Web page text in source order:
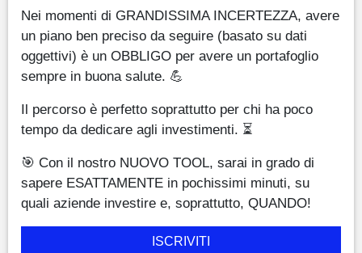
Nei momenti di GRANDISSIMA INCERTEZZA, avere
un piano ben preciso da seguire (basato su dati
oggettivi) è un OBBLIGO per avere un portafoglio
sempre in buona salute. 💪
Il percorso è perfetto soprattutto per chi ha poco
tempo da dedicare agli investimenti. ⏳
🎯 Con il nostro NUOVO TOOL, sarai in grado di
sapere ESATTAMENTE in pochissimi minuti, su
quali aziende investire e, soprattutto, QUANDO!
ISCRIVITI